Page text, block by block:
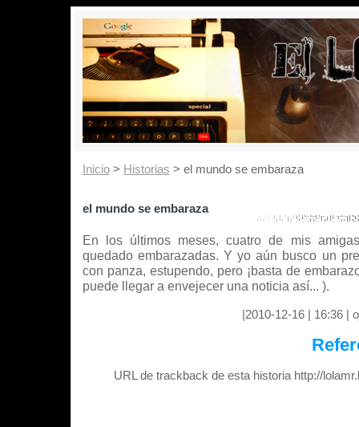
Inicio> Historias > el mundo se embaraza
el mundo se embaraza
En los últimos meses, cuatro de mis
quedado embarazadas. Y yo aún busco un
con panza, estupendo, pero ¡basta de
puede llegar a envejecer una noticia así... ).
|2010-12-16 | 16:36 |
URL de trackback de esta historia http://